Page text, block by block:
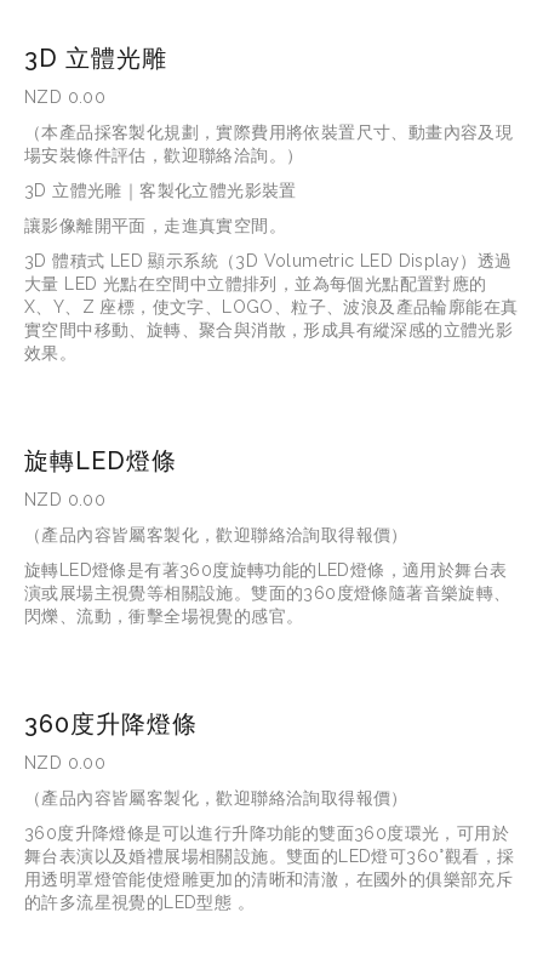
3D 立體光雕
NZD 0.00
（本產品採客製化規劃，實際費用將依裝置尺寸、動畫內容及現
場安裝條件評估，歡迎聯絡洽詢。）
3D 立體光雕｜客製化立體光影裝置
讓影像離開平面，走進真實空間。
3D 體積式 LED 顯示系統（3D Volumetric LED Display）透過
大量 LED 光點在空間中立體排列，並為每個光點配置對應的
X、Y、Z 座標，使文字、LOGO、粒子、波浪及產品輪廓能在真
實空間中移動、旋轉、聚合與消散，形成具有縱深感的立體光影
效果。
旋轉LED燈條
NZD 0.00
（產品內容皆屬客製化，歡迎聯絡洽詢取得報價）
旋轉LED燈條是有著360度旋轉功能的LED燈條，適用於舞台表
演或展場主視覺等相關設施。雙面的360度燈條隨著音樂旋轉、
閃爍、流動，衝擊全場視覺的感官。
360度升降燈條
NZD 0.00
（產品內容皆屬客製化，歡迎聯絡洽詢取得報價）
360度升降燈條是可以進行升降功能的雙面360度環光，可用於
舞台表演以及婚禮展場相關設施。雙面的LED燈可360°觀看，採
用透明罩燈管能使燈雕更加的清晰和清澈，在國外的俱樂部充斥
的許多流星視覺的LED型態 。